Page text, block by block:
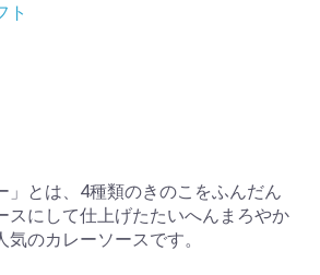
ト
」とは、4種類のきのこをふんだん
スにして仕上げたたいへんまろやか
のカレーソースです。